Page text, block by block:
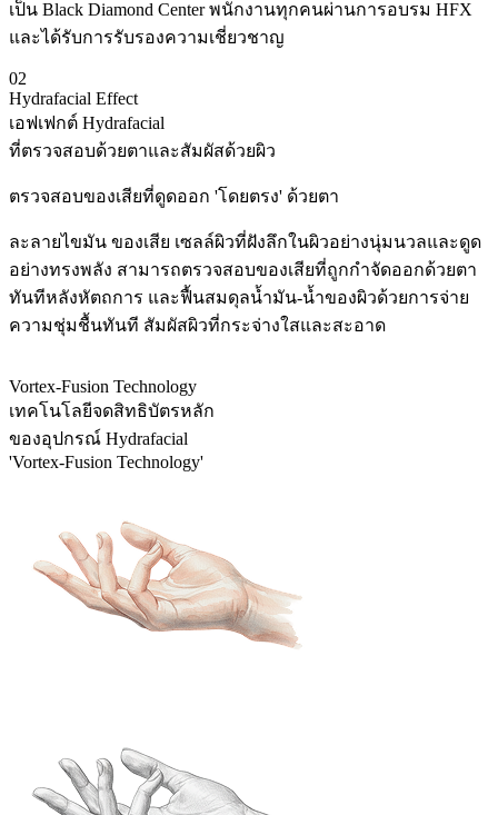
เป็น Black Diamond Center พนักงานทุกคนผ่านการอบรม HFX
และได้รับการรับรองความเชี่ยวชาญ
02
Hydrafacial Effect
เอฟเฟกต์ Hydrafacial
ที่ตรวจสอบด้วยตาและสัมผัสด้วยผิว
ตรวจสอบของเสียที่ดูดออก 'โดยตรง' ด้วยตา
ละลายไขมัน ของเสีย เซลล์ผิวที่ฝังลึกในผิวอย่างนุ่มนวลและดูด
อย่างทรงพลัง สามารถตรวจสอบของเสียที่ถูกกำจัดออกด้วยตา
ทันทีหลังหัตถการ และฟื้นสมดุลน้ำมัน-น้ำของผิวด้วยการจ่าย
ความชุ่มชื้นทันที สัมผัสผิวที่กระจ่างใสและสะอาด
Vortex-Fusion Technology
เทคโนโลยีจดสิทธิบัตรหลัก
ของอุปกรณ์ Hydrafacial
'Vortex-Fusion Technology'